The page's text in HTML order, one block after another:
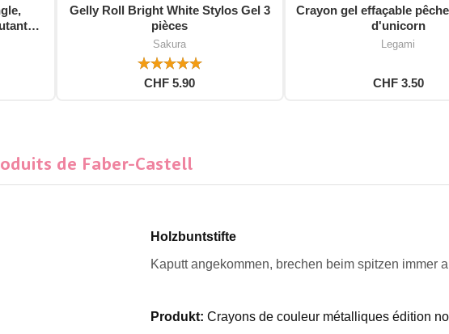
Gelly Roll Bright White Stylos Gel 3
pièces
Sakura
CHF 5.90
Crayon gel effaçable
d'unicorn
Legami
CHF 3.50
de Faber-Castell
Holzbuntstifte
Kaputt angekommen, brechen beim spitzen immer
Produkt:Crayons de couleur métalliques édition